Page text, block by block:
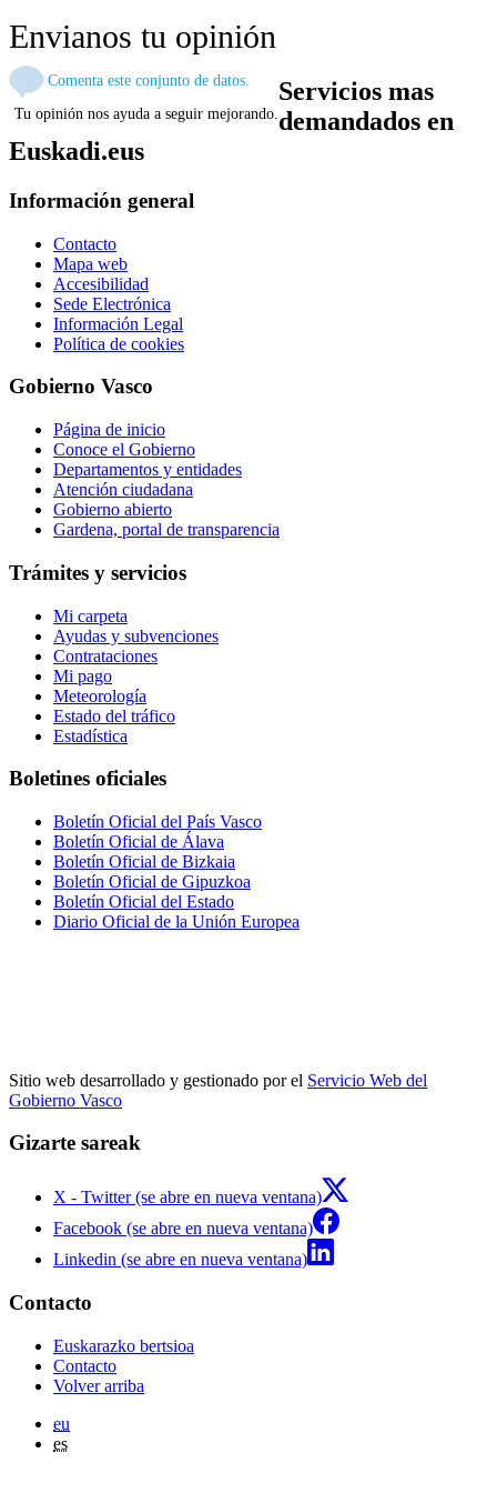
Envianos tu opinión
Comenta este conjunto de datos.
Tu opinión nos ayuda a seguir mejorando.
Servicios mas
demandados en
Euskadi.eus
Información general
Contacto
Mapa web
Accesibilidad
Sede Electrónica
Información Legal
Política de cookies
Gobierno Vasco
Página de inicio
Conoce el Gobierno
Departamentos y entidades
Atención ciudadana
Gobierno abierto
Gardena, portal de transparencia
Trámites y servicios
Mi carpeta
Ayudas y subvenciones
Contrataciones
Mi pago
Meteorología
Estado del tráfico
Estadística
Boletines oficiales
Boletín Oficial del País Vasco
Boletín Oficial de Álava
Boletín Oficial de Bizkaia
Boletín Oficial de Gipuzkoa
Boletín Oficial del Estado
Diario Oficial de la Unión Europea
Sitio web desarrollado y gestionado por el Servicio Web del
Gobierno Vasco
Gizarte sareak
X - Twitter (se abre en nueva ventana)
Facebook (se abre en nueva ventana)
Linkedin (se abre en nueva ventana)
Contacto
Euskarazko bertsioa
Contacto
Volver arriba
eu
es